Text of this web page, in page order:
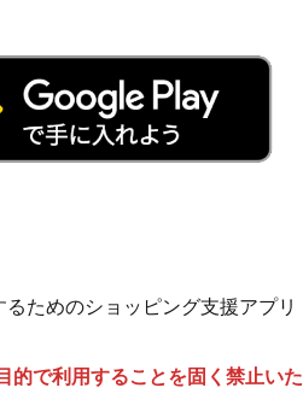
ためのショッピング支援アプリ
的で利用することを固く禁止いた